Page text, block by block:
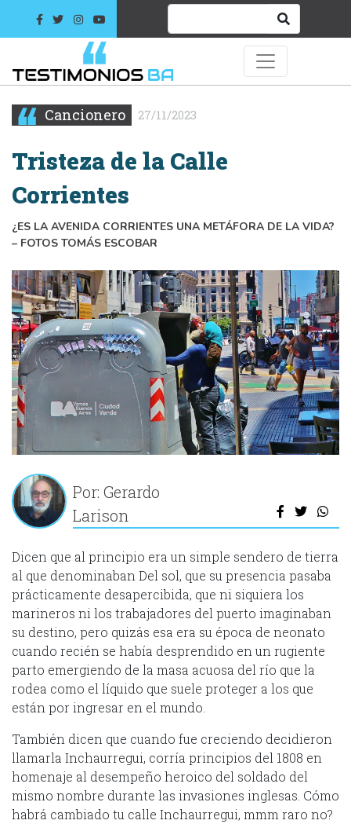
Cancionero 27/11/2023
Tristeza de la Calle
Corrientes
¿ES LA AVENIDA CORRIENTES UNA METÁFORA DE LA VIDA?
– FOTOS TOMÁS ESCOBAR
Por: Gerardo
Larison
Dicen que al principio era un simple sendero de tierra
al que denominaban Del sol, que su presencia pasaba
prácticamente desapercibida, que ni siquiera los
marineros ni los trabajadores del puerto imaginaban
su destino, pero quizás esa era su época de neonato
cuando recién se había desprendido en un rugiente
parto emergiendo de la masa acuosa del río que la
rodea como el líquido que suele proteger a los que
están por ingresar en el mundo.
También dicen que cuando fue creciendo decidieron
llamarla Inchaurregui, corría principios del 1808 en
homenaje al desempeño heroico del soldado del
mismo nombre durante las invasiones inglesas. Cómo
habrá cambiado tu calle Inchaurregui, mmm raro no?